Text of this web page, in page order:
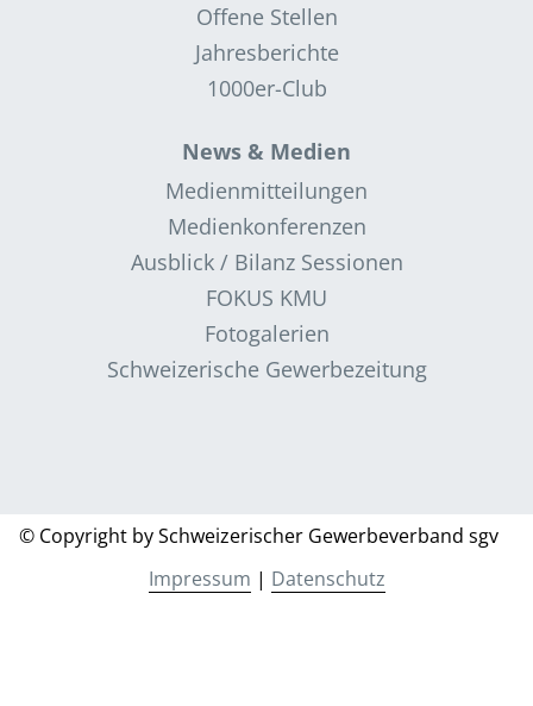
Offene Stellen
Jahresberichte
1000er-Club
News & Medien
Medienmitteilungen
Medienkonferenzen
Ausblick / Bilanz Sessionen
FOKUS KMU
Fotogalerien
Schweizerische Gewerbezeitung
© Copyright by Schweizerischer Gewerbeverband sgv
Impressum | Datenschutz